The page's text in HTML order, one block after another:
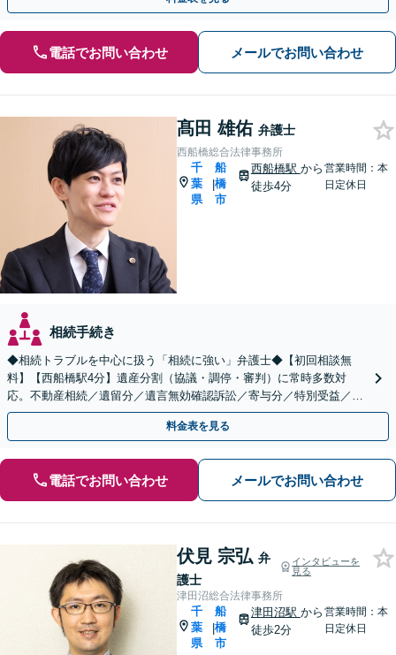
電話でお問い合わせ メールでお問い合わせ
髙田 雄佑 弁護士
西船橋総合法律事務所
千
葉
県
|
船
橋
市
西船橋駅 から
徒歩4分
営業時間：本
日定休日
相続手続き
◆相続トラブルを中心に扱う「相続に強い」弁護士◆【初回相談無
料】【西船橋駅4分】遺産分割（協議・調停・審判）に常時多数対
応。不動産相続／遺留分／遺言無効確認訴訟／寄与分／特別受益／使
途不明金など複雑な案件もお任せください【夜間・土日相談◎】
料金表を見る
電話でお問い合わせ メールでお問い合わせ
伏見 宗弘 弁
護士
インタビューを
見る
津田沼総合法律事務所
千
葉
県
|
船
橋
市
津田沼駅 から
徒歩2分
営業時間：本
日定休日